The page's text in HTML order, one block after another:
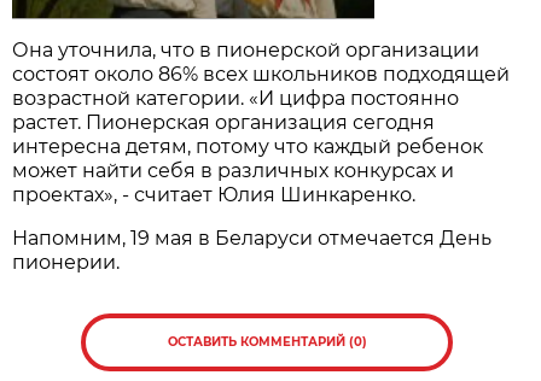
Она уточнила, что в пионерской организации
состоят около 86% всех школьников подходящей
возрастной категории. «И цифра постоянно
растет. Пионерская организация сегодня
интересна детям, потому что каждый ребенок
может найти себя в различных конкурсах и
проектах», - считает Юлия Шинкаренко.
Напомним, 19 мая в Беларуси отмечается День
пионерии.
ОСТАВИТЬ КОММЕНТАРИЙ (0)